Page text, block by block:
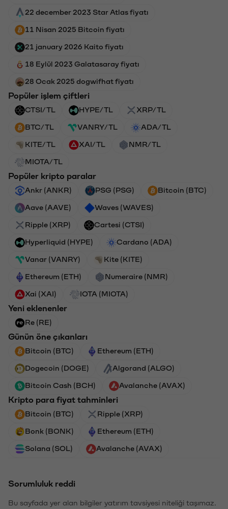
22 december 2023 Star Atlas fiyatı
11 Nisan 2025 Bitcoin fiyatı
21 january 2026 Kaito fiyatı
18 Eylül 2023 Galatasaray fiyatı
28 Ocak 2025 dogwifhat fiyatı
Popüler işlem çiftleri
CTSI/TL HYPE/TL XRP/TL
BTC/TL VANRY/TL ADA/TL
KITE/TL XAI/TL NMR/TL
MIOTA/TL
Popüler kripto paralar
Ankr (ANKR) PSG (PSG) Bitcoin (BTC)
Aave (AAVE) Waves (WAVES)
Ripple (XRP) Cartesi (CTSI)
Hyperliquid (HYPE) Cardano (ADA)
Vanar (VANRY) Kite (KITE)
Ethereum (ETH) Numeraire (NMR)
Xai (XAI) IOTA (MIOTA)
Yeni eklenenler
Re (RE)
Günün öne çıkanları
Bitcoin (BTC) Ethereum (ETH)
Dogecoin (DOGE) Algorand (ALGO)
Bitcoin Cash (BCH) Avalanche (AVAX)
Kripto para fiyat tahminleri
Bitcoin (BTC) Ripple (XRP)
Bonk (BONK) Ethereum (ETH)
Solana (SOL) Avalanche (AVAX)
Sorumluluk reddi
Bu sayfada yer alan bilgiler yatırım tavsiyesi niteliği taşımaz.